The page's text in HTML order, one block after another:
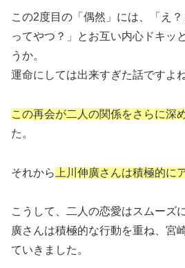
この2度目の「偶然」には、「え
ってやつ？」とお互い内心ドキッ
うか。
運命にしては出来すぎた話ですよね
この再会が二人の関係をさらに深
た。
それから 上川伸廣さんは積極的に
こうして、二人の恋愛はスムーズ
廣さんは積極的な行動を重ね、宮
ていきました。